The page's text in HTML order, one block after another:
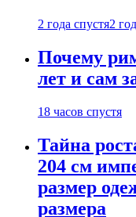
2 года спустя2
Почему
лет и сам
18 часов спустя
Тайна
204 см
размер
размера